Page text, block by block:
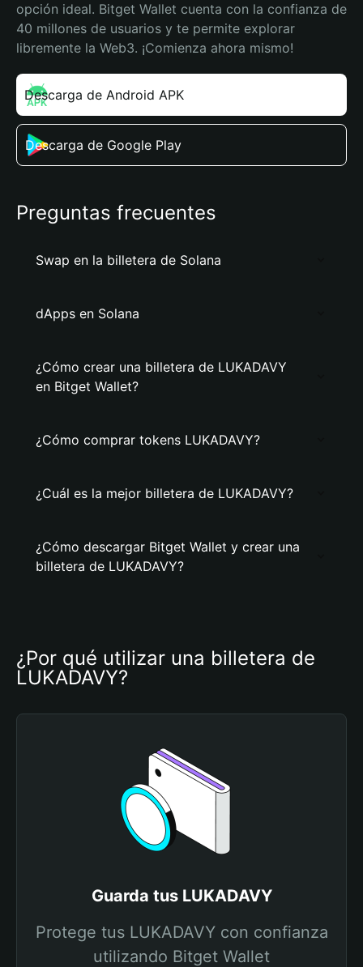
opción ideal. Bitget Wallet cuenta con la confianza de
40 millones de usuarios y te permite explorar
libremente la Web3. ¡Comienza ahora mismo!
Descarga de Android APK
Descarga de Google Play
Preguntas frecuentes
Swap en la billetera de Solana
dApps en Solana
¿Cómo crear una billetera de LUKADAVY
en Bitget Wallet?
¿Cómo comprar tokens LUKADAVY?
¿Cuál es la mejor billetera de LUKADAVY?
¿Cómo descargar Bitget Wallet y crear una
billetera de LUKADAVY?
¿Por qué utilizar una billetera de
LUKADAVY?
Guarda tus LUKADAVY
Protege tus LUKADAVY con confianza
utilizando Bitget Wallet